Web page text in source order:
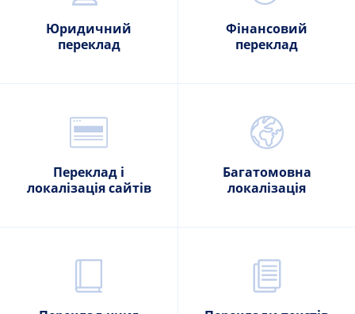
Юридичний
переклад
Фінансовий
переклад
Переклад і
локалізація сайтів
Багатомовна
локалізація